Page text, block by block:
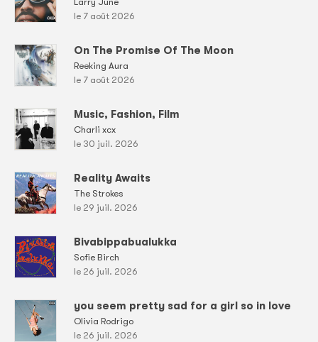
le 7 août 2026
On The Promise Of The Moon
Reeking Aura
le 7 août 2026
Music, Fashion, Film
Charli xcx
le 30 juil. 2026
Reality Awaits
The Strokes
le 29 juil. 2026
Bivabippabualukka
Sofie Birch
le 26 juil. 2026
you seem pretty sad for a girl so in love
Olivia Rodrigo
le 26 juil. 2026